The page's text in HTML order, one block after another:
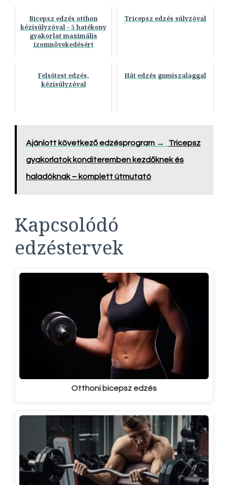
Bicepsz edzés otthon
kézisúlyzóval – 5 hatékony
gyakorlat maximális
izomnövekedésért
Tricepsz edzés súlyzóval
Felsőtest edzés,
kézisúlyzóval
Hát edzés gumiszalaggal
Ajánlott következő edzésprogram → Tricepsz
gyakorlatok konditeremben kezdőknek és
haladóknak – komplett útmutató
Kapcsolódó
edzéstervek
Otthoni bicepsz edzés